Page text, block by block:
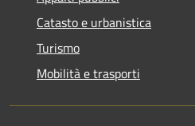
Catasto e urbanistica
Turismo
Mobilità e trasporti